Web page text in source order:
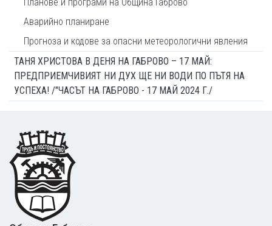
Аварийно планиране
Прогноза и кодове за опасни метеорологични явления
ТАНЯ ХРИСТОВА В ДЕНЯ НА ГАБРОВО – 17 МАЙ:
ПРЕДПРИЕМЧИВИЯТ НИ ДУХ ЩЕ НИ ВОДИ ПО ПЪТЯ НА
УСПЕХА! /"ЧАСЪТ НА ГАБРОВО - 17 МАЙ 2024 Г./
Footer